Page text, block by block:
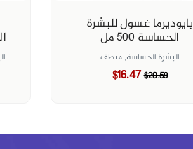
بايوديرما غسول للبشرة
الحساسة ٥٠٠ مل
البشرة الحساسة,منظف
$20.59
$16.47